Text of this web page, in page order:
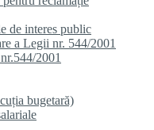
de interes public
a Legii nr. 544/2001
2001
bugetară)